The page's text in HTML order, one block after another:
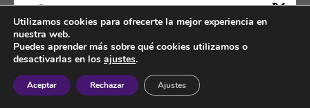
Regata Sevilla-Betis Retweeted
remoandaluz ·
@WorldRowing @RCLabradores
@CNauticoSevilla @DeporteANDResultados de los
representantes del@remoandaluz en la segunda
Utilizamos cookies para ofrecerte la mejor experiencia en
nuestra web.
Puedes aprender más sobre qué cookies utilizamos o
desactivarlas en los ajustes.
Aceptar Rechazar Ajustes